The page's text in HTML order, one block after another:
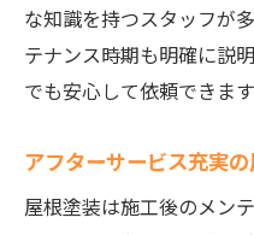
な知識を持つスタッフが
テナンス時期も明確に説
でも安心して依頼できます
アフターサービス充実
屋根塗装は施工後のメン